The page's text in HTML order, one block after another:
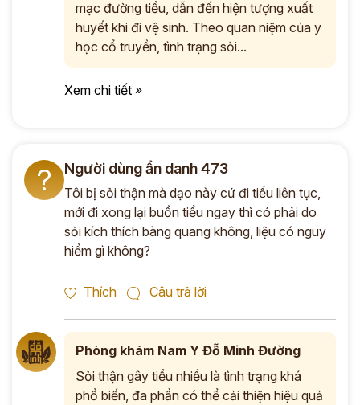
mạc đường tiểu, dẫn đến hiện tượng xuất
huyết khi đi vệ sinh. Theo quan niệm của y
học cổ truyền, tình trạng sỏi...
Xem chi tiết »
? Người dùng ẩn danh 473
Tôi bị sỏi thận mà dạo này cứ đi tiểu liên tục,
mới đi xong lại buồn tiểu ngay thì có phải do
sỏi kích thích bàng quang không, liệu có nguy
hiểm gì không?
Thích Câu trả lời
Phòng khám Nam Y Đỗ Minh Đường
Sỏi thận gây tiểu nhiều là tình trạng khá
phổ biến, đa phần có thể cải thiện hiệu quả